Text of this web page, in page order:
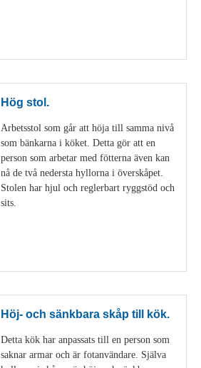
Hög stol.
Arbetsstol som går att höja till samma nivå
som bänkarna i köket. Detta gör att en
person som arbetar med fötterna även kan
nå de två nedersta hyllorna i överskåpet.
Stolen har hjul och reglerbart ryggstöd och
sits.
Höj- och sänkbara skåp till kök.
Detta kök har anpassats till en person som
saknar armar och är fotanvändare. Själva